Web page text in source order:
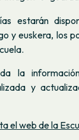
estarán
y euskera, los
la
y
el web de la